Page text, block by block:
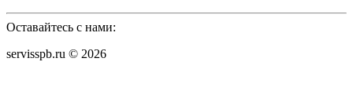
Оставайтесь с нами:
servisspb.ru © 2026